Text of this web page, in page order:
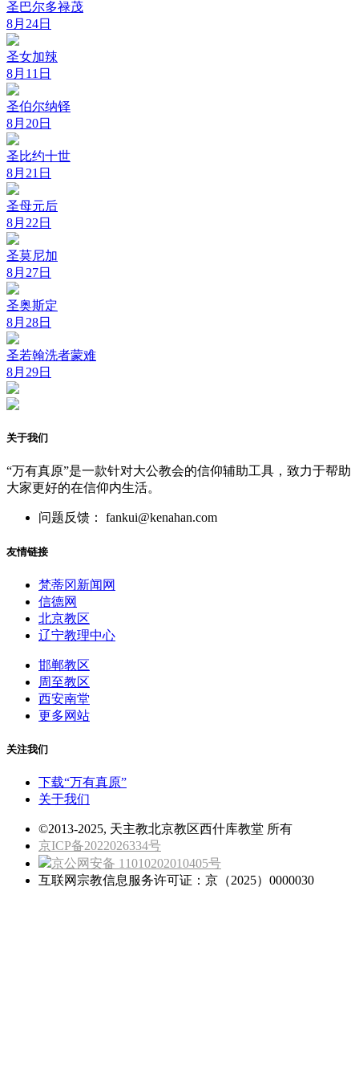
圣巴尔多禄茂
8月24日
圣女加辣
8月11日
圣伯尔纳铎
8月20日
圣比约十世
8月21日
圣母元后
8月22日
圣莫尼加
8月27日
圣奥斯定
8月28日
圣若翰洗者蒙难
8月29日
关于我们
“万有真原”是一款针对大公教会的信仰辅助工具，致力于帮助
大家更好的在信仰内生活。
问题反馈： fankui@kenahan.com
友情链接
梵蒂冈新闻网
信德网
北京教区
辽宁教理中心
邯郸教区
周至教区
西安南堂
更多网站
关注我们
下载“万有真原”
关于我们
©2013-2025, 天主教北京教区西什库教堂 所有
京ICP备2022026334号
京公网安备 11010202010405号
互联网宗教信息服务许可证：京（2025）0000030